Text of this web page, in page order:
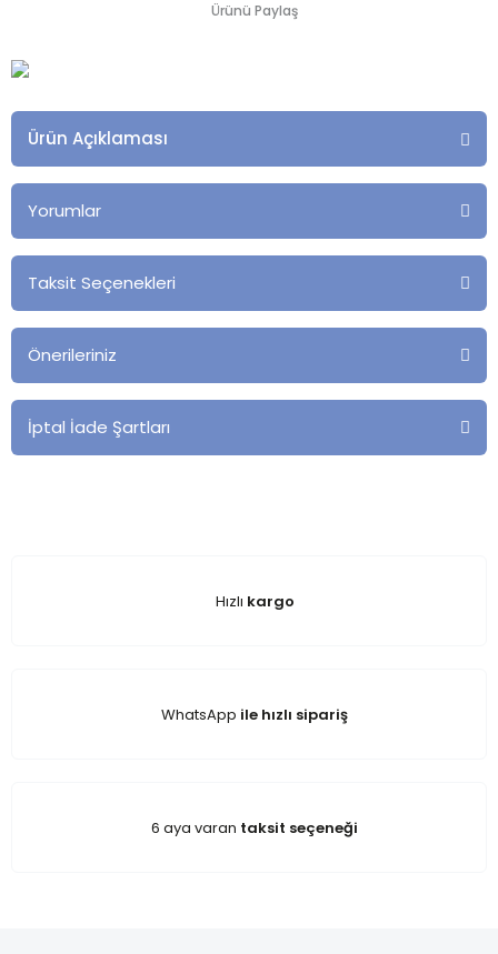
Ürünü Paylaş
Ürün Açıklaması
Yorumlar
Taksit Seçenekleri
Önerileriniz
İptal İade Şartları
Hızlı kargo
WhatsApp ile hızlı sipariş
6 aya varan taksit seçeneği